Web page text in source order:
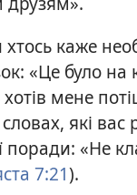
хтось каже
«Це було
мене
які
поради: «Не
7:21).